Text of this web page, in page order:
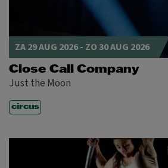
ZA 29 AUG 2026- ZO 30 AUG 2026
Close Call Company
Just the Moon
circus